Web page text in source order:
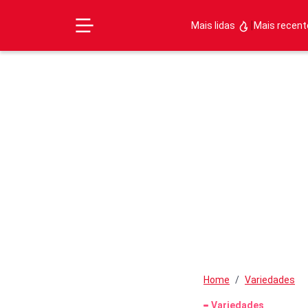
Mais lidas |Mais
Home Variedades
Variedades